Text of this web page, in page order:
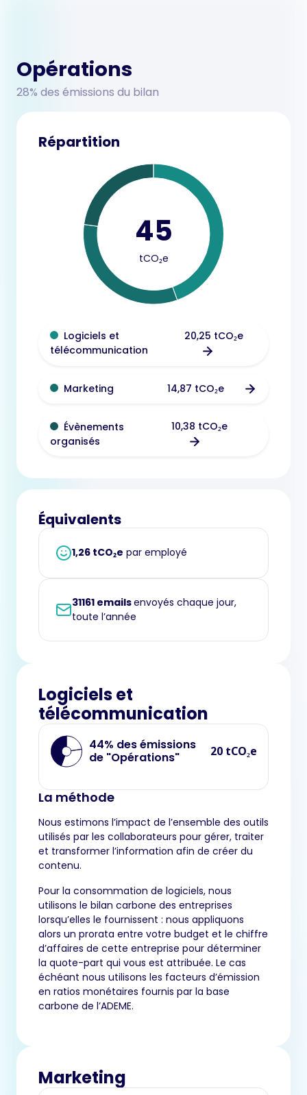
Opérations
28% des émissions du bilan
Répartition
45
tCO₂e
Logiciels et
télécommunication
20,25 tCO₂e
Marketing 14,87 tCO₂e
Évènements
organisés
10,38 tCO₂e
Équivalents
1,26 tCO₂e par employé
31161 emailsenvoyés chaque jour,
toute l’année
Logiciels et
télécommunication
44% des émissions
de "Opérations"
20 tCO₂e
La méthode
Nous estimons l’impact de l’ensemble des outils
utilisés par les collaborateurs pour gérer, traiter
et transformer l’information afin de créer du
contenu.
Pour la consommation de logiciels, nous
utilisons le bilan carbone des entreprises
lorsqu’elles le fournissent : nous appliquons
alors un prorata entre votre budget et le chiffre
d’affaires de cette entreprise pour déterminer
la quote-part qui vous est attribuée. Le cas
échéant nous utilisons les facteurs d’émission
en ratios monétaires fournis par la base
carbone de l’ADEME.
Marketing